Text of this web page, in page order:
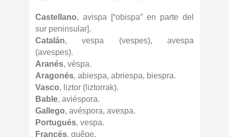
Castellano, avispa [“obispa” en parte del
sur peninsular].
Catalán, vespa (vespes), avespa
(avespes).
Aranés, vèspa.
Aragonés, abiespa, abriespa, biespra.
Vasco, liztor (liztorrak).
Bable, aviéspora.
Gallego, avéspora, avespa.
Portugués, vespa.
Francés, guêpe.